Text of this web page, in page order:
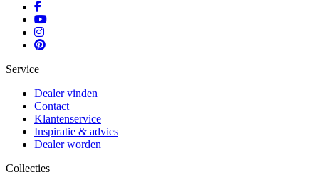
Service
Dealer vinden
Contact
Klantenservice
Inspiratie & advies
Dealer worden
Collecties